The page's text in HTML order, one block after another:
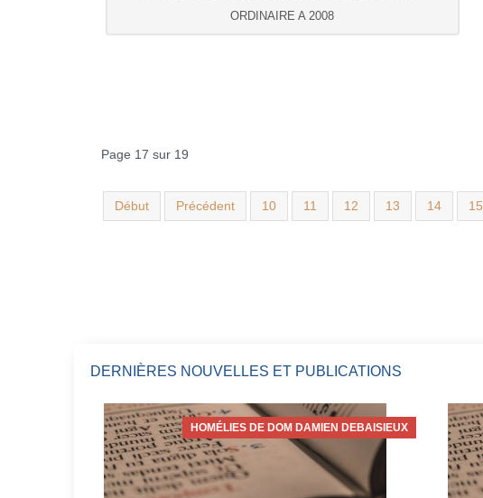
ORDINAIRE A 2008
Page 17 sur 19
Début Précédent 10 11 12 13 14 15
DERNIÈRES NOUVELLES ET PUBLICATIONS
HOMÉLIES DE DOM DAMIEN DEBAISIEUX